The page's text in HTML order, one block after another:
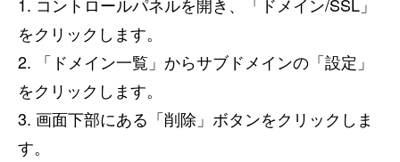
をクリックします。
2. 「ドメイン一覧」からサブドメインの「設定」
をクリックします。
3. 画面下部にある「削除」ボタンをクリックしま
す。